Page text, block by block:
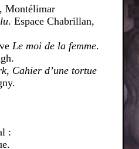
Montélimar
. Espace Chabrillan,
Le moi de la femme.
, Cahier d’une tortue
: